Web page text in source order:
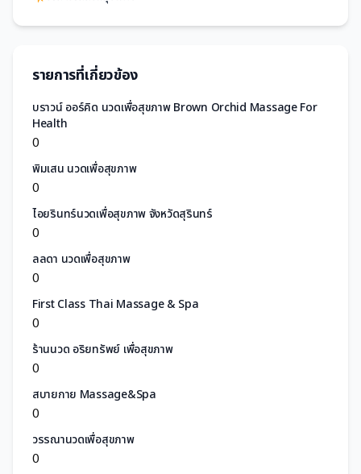
รายการที่เกี่ยวข้อง
บราวน์ ออร์คิด นวดเพื่อสุขภาพ Brown Orchid Massage For
Health
0
พิมเสน นวดเพื่อสุขภาพ
0
ไอยรินทร์นวดเพื่อสุขภาพ จังหวัดสุรินทร์
0
ลลดา นวดเพื่อสุขภาพ
0
First Class Thai Massage & Spa
0
ร้านนวด อริยทรัพย์ เพื่อสุขภาพ
0
สบายกาย Massage&Spa
0
วรรณานวดเพื่อสุขภาพ
0